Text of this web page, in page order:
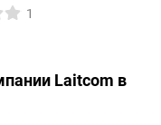
1
Laitcom в